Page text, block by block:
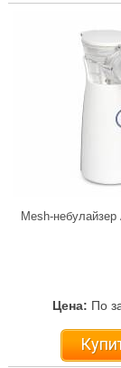
Mesh-
Цена: По